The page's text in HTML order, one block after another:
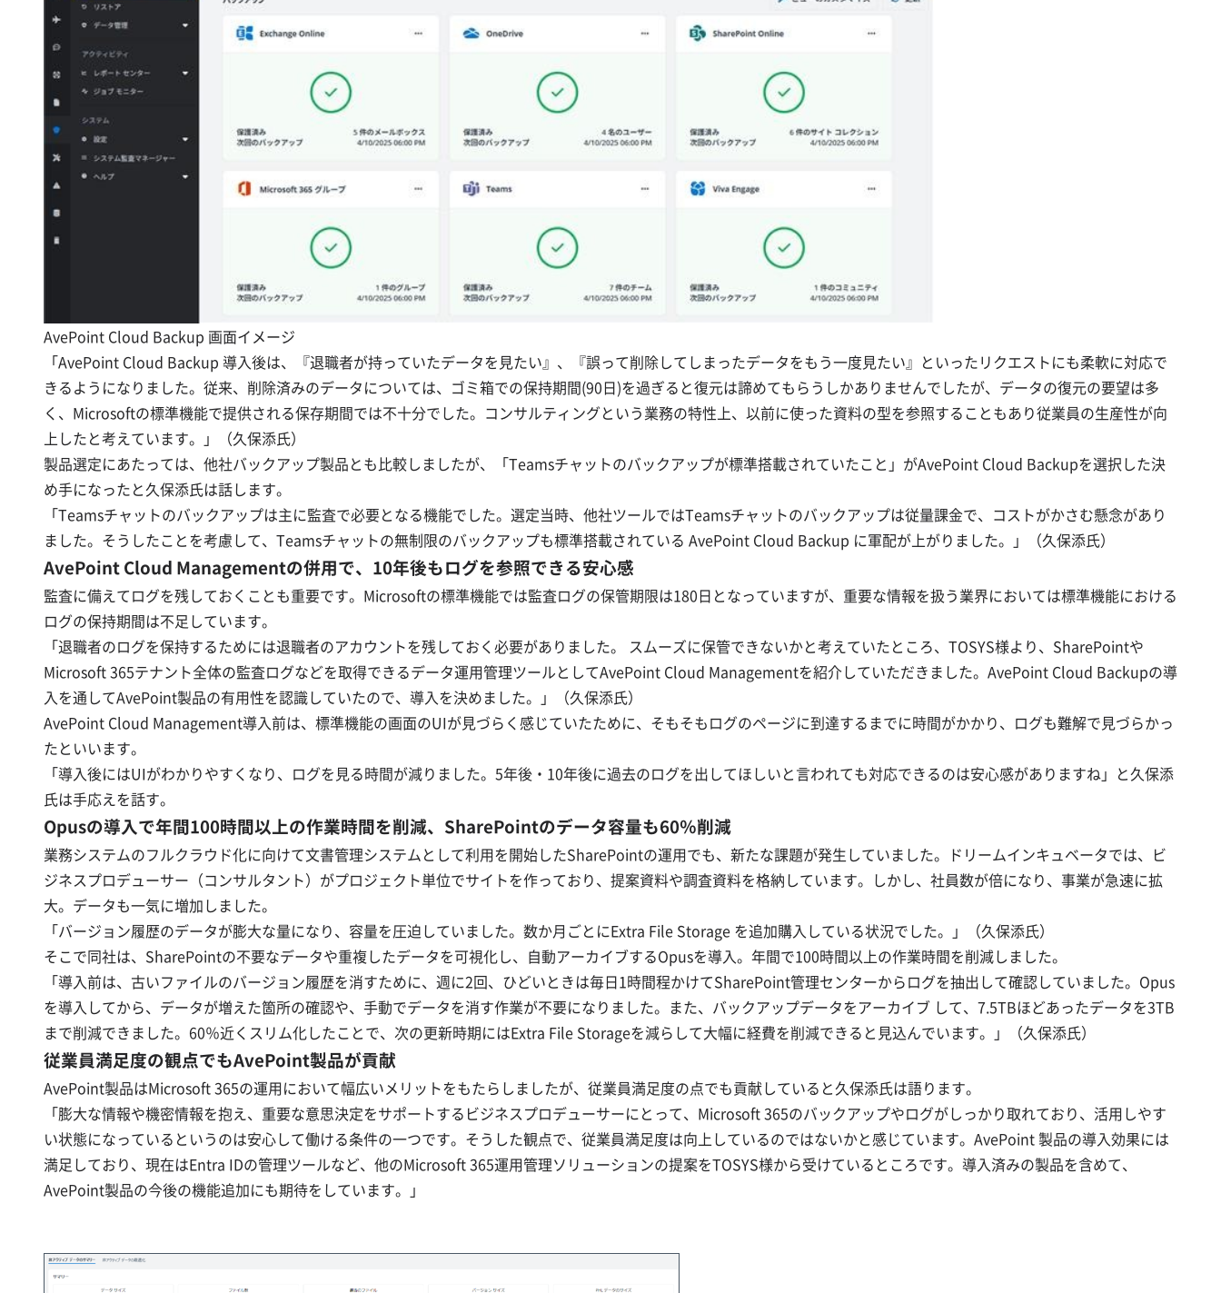
AvePoint Cloud Backup 画面イメージ
「AvePoint Cloud Backup 導入後は、『退職者が持っていたデータを見たい』、『誤って削除してしまったデータをもう一度見たい』といったリクエストにも柔軟に対応で
きるようになりました。従来、削除済みのデータについては、ゴミ箱での保持期間(90日)を過ぎると復元は諦めてもらうしかありませんでしたが、データの復元の要望は多
く、Microsoftの標準機能で提供される保存期間では不十分でした。コンサルティングという業務の特性上、以前に使った資料の型を参照することもあり従業員の生産性が向
上したと考えています。」（久保添氏）
製品選定にあたっては、他社バックアップ製品とも比較しましたが、「Teamsチャットのバックアップが標準搭載されていたこと」がAvePoint Cloud Backupを選択した決
め手になったと久保添氏は話します。
「Teamsチャットのバックアップは主に監査で必要となる機能でした。選定当時、他社ツールではTeamsチャットのバックアップは従量課金で、コストがかさむ懸念があり
ました。そうしたことを考慮して、Teamsチャットの無制限のバックアップも標準搭載されている AvePoint Cloud Backup に軍配が上がりました。」（久保添氏）
AvePoint Cloud Managementの併用で、10年後もログを参照できる安心感
監査に備えてログを残しておくことも重要です。Microsoftの標準機能では監査ログの保管期限は180日となっていますが、重要な情報を扱う業界においては標準機能における
ログの保持期間は不足しています。
「退職者のログを保持するためには退職者のアカウントを残しておく必要がありました。 スムーズに保管できないかと考えていたところ、TOSYS様より、SharePointや
Microsoft 365テナント全体の監査ログなどを取得できるデータ運用管理ツールとしてAvePoint Cloud Managementを紹介していただきました。AvePoint Cloud Backupの導
入を通してAvePoint製品の有用性を認識していたので、導入を決めました。」（久保添氏）
AvePoint Cloud Management導入前は、標準機能の画面のUIが見づらく感じていたために、そもそもログのページに到達するまでに時間がかかり、ログも難解で見づらかっ
たといいます。
「導入後にはUIがわかりやすくなり、ログを見る時間が減りました。5年後・10年後に過去のログを出してほしいと言われても対応できるのは安心感がありますね」と久保添
氏は手応えを話す。
Opusの導入で年間100時間以上の作業時間を削減、SharePointのデータ容量も60％削減
業務システムのフルクラウド化に向けて文書管理システムとして利用を開始したSharePointの運用でも、新たな課題が発生していました。ドリームインキュベータでは、ビ
ジネスプロデューサー（コンサルタント）がプロジェクト単位でサイトを作っており、提案資料や調査資料を格納しています。しかし、社員数が倍になり、事業が急速に拡
大。データも一気に増加しました。
「バージョン履歴のデータが膨大な量になり、容量を圧迫していました。数か月ごとにExtra File Storage を追加購入している状況でした。」（久保添氏）
そこで同社は、SharePointの不要なデータや重複したデータを可視化し、自動アーカイブするOpusを導入。年間で100時間以上の作業時間を削減しました。
「導入前は、古いファイルのバージョン履歴を消すために、週に2回、ひどいときは毎日1時間程かけてSharePoint管理センターからログを抽出して確認していました。Opus
を導入してから、データが増えた箇所の確認や、手動でデータを消す作業が不要になりました。また、バックアップデータをアーカイブ して、7.5TBほどあったデータを3TB
まで削減できました。60％近くスリム化したことで、次の更新時期にはExtra File Storageを減らして大幅に経費を削減できると見込んでいます。」（久保添氏）
従業員満足度の観点でもAvePoint製品が貢献
AvePoint製品はMicrosoft 365の運用において幅広いメリットをもたらしましたが、従業員満足度の点でも貢献していると久保添氏は語ります。
「膨大な情報や機密情報を抱え、重要な意思決定をサポートするビジネスプロデューサーにとって、Microsoft 365のバックアップやログがしっかり取れており、活用しやす
い状態になっているというのは安心して働ける条件の一つです。そうした観点で、従業員満足度は向上しているのではないかと感じています。AvePoint 製品の導入効果には
満足しており、現在はEntra IDの管理ツールなど、他のMicrosoft 365運用管理ソリューションの提案をTOSYS様から受けているところです。導入済みの製品を含めて、
AvePoint製品の今後の機能追加にも期待をしています。」